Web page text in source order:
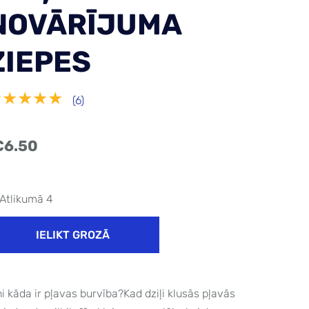
(6)
4
IELIKT GROZĀ
kāda ir pļavas burvība?Kad dziļi klusās pļavās